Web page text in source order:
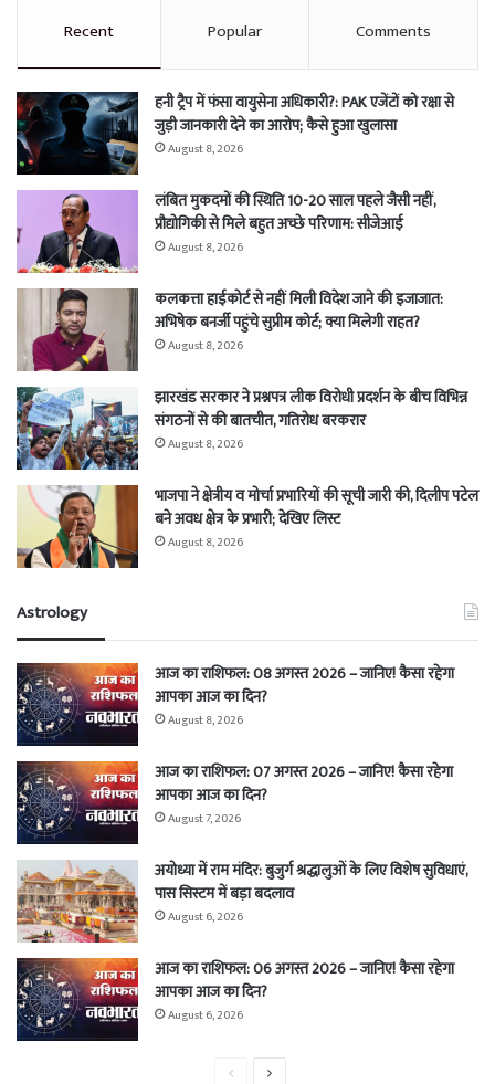
Recent Popular Comments
हनी ट्रैप में फंसा वायुसेना अधिकारी?: PAK एजेंटों को रक्षा से
जुड़ी जानकारी देने का आरोप; कैसे हुआ खुलासा
August 8, 2026
लंबित मुकदमों की स्थिति 10-20 साल पहले जैसी नहीं,
प्रौद्योगिकी से मिले बहुत अच्छे परिणाम: सीजेआई
August 8, 2026
कलकत्ता हाईकोर्ट से नहीं मिली विदेश जाने की इजाजात:
अभिषेक बनर्जी पहुंचे सुप्रीम कोर्ट; क्या मिलेगी राहत?
August 8, 2026
झारखंड सरकार ने प्रश्नपत्र लीक विरोधी प्रदर्शन के बीच विभिन्न
संगठनों से की बातचीत, गतिरोध बरकरार
August 8, 2026
भाजपा ने क्षेत्रीय व मोर्चा प्रभारियों की सूची जारी की, दिलीप पटेल
बने अवध क्षेत्र के प्रभारी; देखिए लिस्ट
August 8, 2026
Astrology
आज का राशिफल: 08 अगस्त 2026 – जानिए! कैसा रहेगा
आपका आज का दिन?
August 8, 2026
आज का राशिफल: 07 अगस्त 2026 – जानिए! कैसा रहेगा
आपका आज का दिन?
August 7, 2026
अयोध्या में राम मंदिर: बुजुर्ग श्रद्धालुओं के लिए विशेष सुविधाएं,
पास सिस्टम में बड़ा बदलाव
August 6, 2026
आज का राशिफल: 06 अगस्त 2026 – जानिए! कैसा रहेगा
आपका आज का दिन?
August 6, 2026
PreviousNext